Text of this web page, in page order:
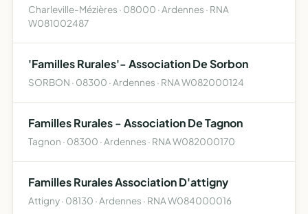
Charleville-Mézières · 08000 · Ardennes · RNA
W081002487
'Familles Rurales'- Association De Sorbon
SORBON · 08300 · Ardennes · RNA W082000124
Familles Rurales - Association De Tagnon
Tagnon · 08300 · Ardennes · RNA W082000170
Familles Rurales Association D'attigny
Attigny · 08130 · Ardennes · RNA W084000016